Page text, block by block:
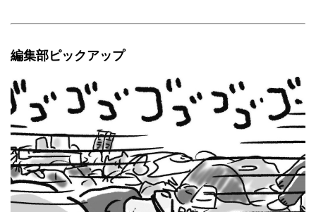
編集部ピックアップ